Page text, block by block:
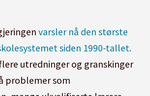
varsler nå den største
siden 1990-tallet.
utredninger og granskinger
problemer som